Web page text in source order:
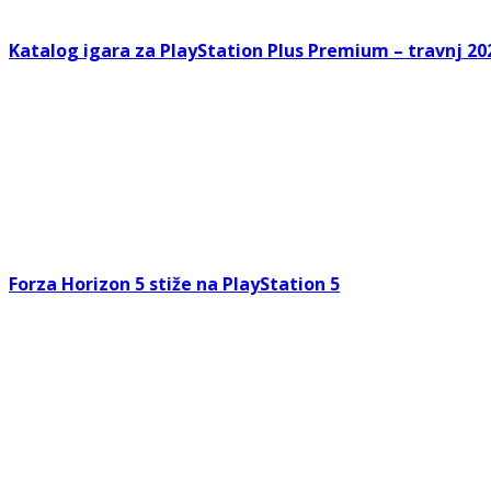
Katalog igara za PlayStation Plus Premium – travnj
Forza Horizon 5 stiže na PlayStation 5